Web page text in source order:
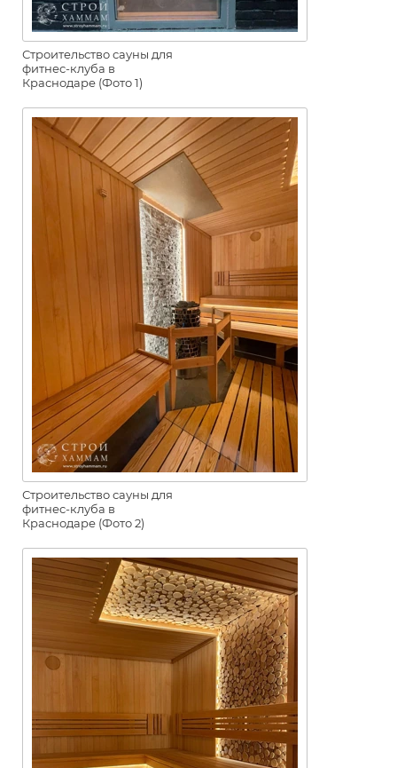
Строительство сауны для
фитнес-клуба в
Краснодаре (Фото 1)
Строительство сауны для
фитнес-клуба в
Краснодаре (Фото 2)